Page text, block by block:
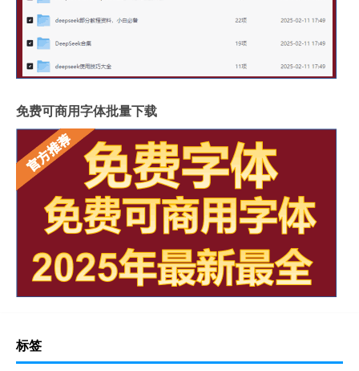
免费可商用字体批量下载
标签